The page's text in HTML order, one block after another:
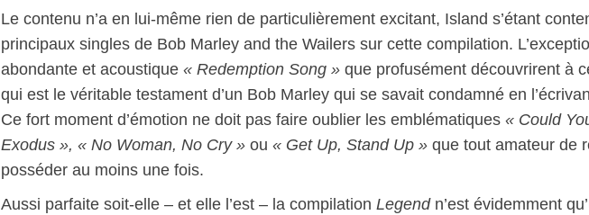
Le contenu n’a en lui-même rien de particulièrement excitant, Island s’étant
principaux singles de Bob Marley and the Wailers sur cette compilation.
abondante et acoustique « Redemption Song » que profusément découvrirent à
qui est le véritable testament d’un Bob Marley qui se savait condamné en
Ce fort moment d’émotion ne doit pas faire oublier les emblématiques « Could
Exodus », « No Woman, No Cry » ou « Get Up, Stand Up » que tout amateur de
posséder au moins une fois.
Aussi parfaite soit-elle – et elle l’est – la compilation Legendn’est évidemment